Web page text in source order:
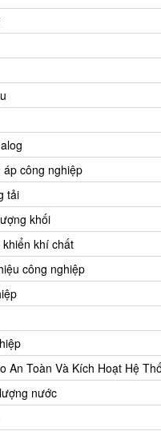
công nghiệp
tải
khối
khí chất
công nghiệp
An Toàn Và Kích Hoạt Hệ
nước